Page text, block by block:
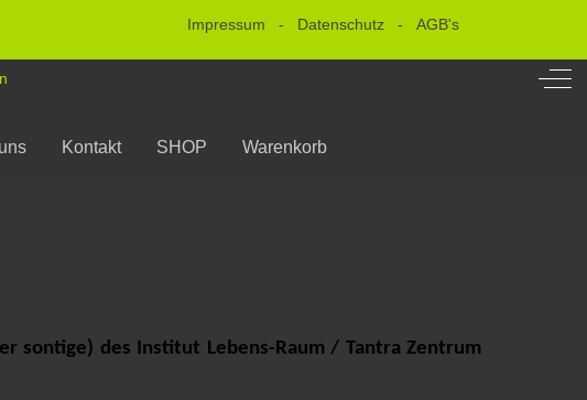
Impressum - Datenschutz - AGB's
Off-
Kontakt SHOP Warenkorb
sontige) des Institut Lebens-Raum / Tantra Zentrum